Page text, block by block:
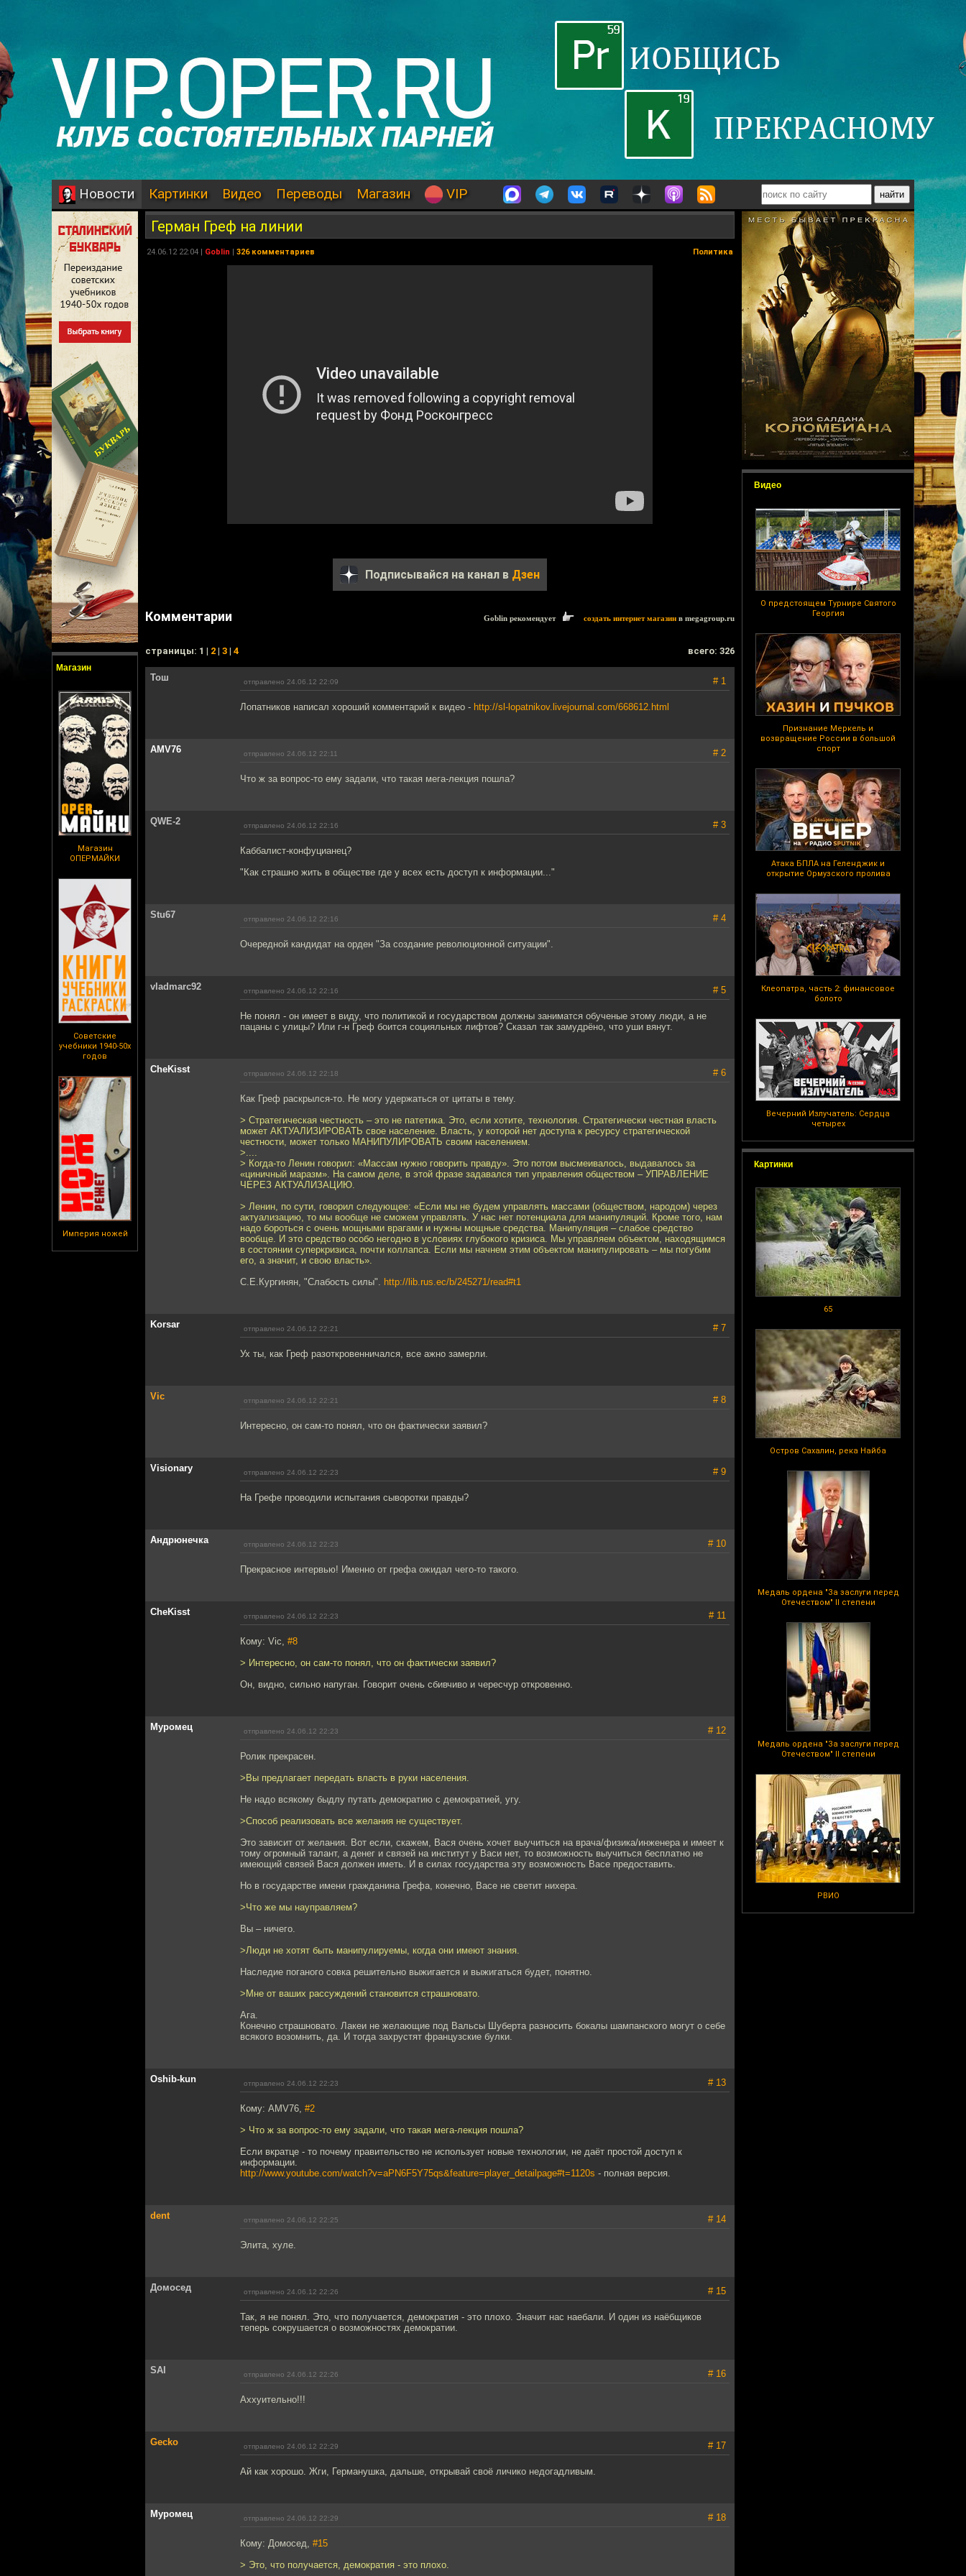
Новости Картинки Видео Переводы Магазин VIP
Магазин
Магазин
ОПЕРМАЙКИ
Советские
учебники 1940-50х
годов
Империя ножей
Видео
О предстоящем Турнире Святого
Георгия
Признание Меркель и
возвращение России в большой
спорт
Атака БПЛА на Геленджик и
открытие Ормузского пролива
Клеопатра, часть 2: финансовое
болото
Вечерний Излучатель: Сердца
четырех
Картинки
65
Остров Сахалин, река Найба
Медаль ордена "За заслуги перед
Отечеством" II степени
Медаль ордена "За заслуги перед
Отечеством" II степени
РВИО
Герман Греф на линии
24.06.12 22:04 | Goblin | 326 комментариев Политика
Подписывайся на канал в Дзен
Комментарии Goblin рекомендует создать интернет магазин в megagroup.ru
cтраницы: 1 | 2 | 3 | 4 всего: 326
Тош отправлено 24.06.12 22:09 # 1
Лопатников написал хороший комментарий к видео - http://sl-lopatnikov.livejournal.com/668612.html
AMV76 отправлено 24.06.12 22:11 # 2
Что ж за вопрос-то ему задали, что такая мега-лекция пошла?
QWE-2 отправлено 24.06.12 22:16 # 3
Каббалист-конфуцианец?
"Как страшно жить в обществе где у всех есть доступ к информации..."
Stu67 отправлено 24.06.12 22:16 # 4
Очередной кандидат на орден "За создание революционной ситуации".
vladmarc92 отправлено 24.06.12 22:16 # 5
Не понял - он имеет в виду, что политикой и государством должны заниматся обученые этому люди, а не
пацаны с улицы? Или г-н Греф боится социяльных лифтов? Сказал так замудрёно, что уши вянут.
CheKisst отправлено 24.06.12 22:18 # 6
Как Греф раскрылся-то. Не могу удержаться от цитаты в тему.
> Стратегическая честность – это не патетика. Это, если хотите, технология. Стратегически честная власть
может АКТУАЛИЗИРОВАТЬ свое население. Власть, у которой нет доступа к ресурсу стратегической
честности, может только МАНИПУЛИРОВАТЬ своим населением.
>....
> Когда-то Ленин говорил: «Массам нужно говорить правду». Это потом высмеивалось, выдавалось за
«циничный маразм». На самом деле, в этой фразе задавался тип управления обществом – УПРАВЛЕНИЕ
ЧЕРЕЗ АКТУАЛИЗАЦИЮ.
> Ленин, по сути, говорил следующее: «Если мы не будем управлять массами (обществом, народом) через
актуализацию, то мы вообще не сможем управлять. У нас нет потенциала для манипуляций. Кроме того, нам
надо бороться с очень мощными врагами и нужны мощные средства. Манипуляция – слабое средство
вообще. И это средство особо негодно в условиях глубокого кризиса. Мы управляем объектом, находящимся
в состоянии суперкризиса, почти коллапса. Если мы начнем этим объектом манипулировать – мы погубим
его, а значит, и свою власть».
С.Е.Кургинян, "Слабость силы". http://lib.rus.ec/b/245271/read#t1
Korsar отправлено 24.06.12 22:21 # 7
Ух ты, как Греф разоткровенничался, все ажно замерли.
Vic отправлено 24.06.12 22:21 # 8
Интересно, он сам-то понял, что он фактически заявил?
Visionary отправлено 24.06.12 22:23 # 9
На Грефе проводили испытания сыворотки правды?
Андрюнечка отправлено 24.06.12 22:23 # 10
Прекрасное интервью! Именно от грефа ожидал чего-то такого.
CheKisst отправлено 24.06.12 22:23 # 11
Кому: Vic, #8
> Интересно, он сам-то понял, что он фактически заявил?
Он, видно, сильно напуган. Говорит очень сбивчиво и чересчур откровенно.
Муромец отправлено 24.06.12 22:23 # 12
Ролик прекрасен.
>Вы предлагает передать власть в руки населения.
Не надо всякому быдлу путать демократию с демократией, угу.
>Способ реализовать все желания не существует.
Это зависит от желания. Вот если, скажем, Вася очень хочет выучиться на врача/физика/инженера и имеет к
тому огромный талант, а денег и связей на институт у Васи нет, то возможность выучиться бесплатно не
имеющий связей Вася должен иметь. И в силах государства эту возможность Васе предоставить.
Но в государстве имени гражданина Грефа, конечно, Васе не светит нихера.
>Что же мы науправляем?
Вы – ничего.
>Люди не хотят быть манипулируемы, когда они имеют знания.
Наследие поганого совка решительно выжигается и выжигаться будет, понятно.
>Мне от ваших рассуждений становится страшновато.
Ага.
Конечно страшновато. Лакеи не желающие под Вальсы Шуберта разносить бокалы шампанского могут о себе
всякого возомнить, да. И тогда захрустят французские булки.
Oshib-kun отправлено 24.06.12 22:23 # 13
Кому: AMV76, #2
> Что ж за вопрос-то ему задали, что такая мега-лекция пошла?
Если вкратце - то почему правительство не использует новые технологии, не даёт простой доступ к
информации.
http://www.youtube.com/watch?v=aPN6F5Y75qs&feature=player_detailpage#t=1120s - полная версия.
dent отправлено 24.06.12 22:25 # 14
Элита, хуле.
Домосед отправлено 24.06.12 22:26 # 15
Так, я не понял. Это, что получается, демократия - это плохо. Значит нас наебали. И один из наёбщиков
теперь сокрушается о возможностях демократии.
SAI отправлено 24.06.12 22:26 # 16
Аххуительно!!!
Gecko отправлено 24.06.12 22:29 # 17
Ай как хорошо. Жги, Германушка, дальше, открывай своё личико недогадливым.
Муромец отправлено 24.06.12 22:29 # 18
Кому: Домосед, #15
> Это, что получается, демократия - это плохо.